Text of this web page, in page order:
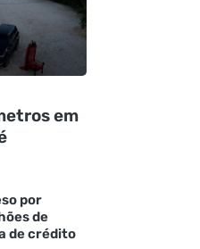
em
por
de
de crédito